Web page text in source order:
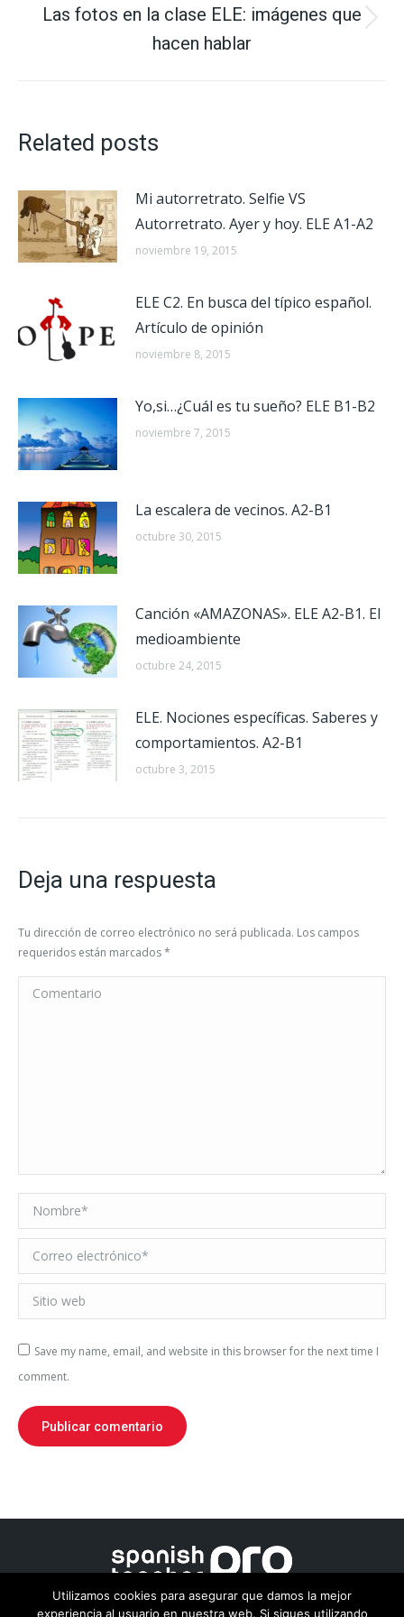
siguiente:
Las fotos en la clase ELE: imágenes que
hacen hablar
Related posts
Mi autorretrato. Selfie VS
Autorretrato. Ayer y hoy. ELE A1-A2
noviembre 19, 2015
ELE C2. En busca del típico español.
Artículo de opinión
noviembre 8, 2015
Yo,si…¿Cuál es tu sueño? ELE B1-B2
noviembre 7, 2015
La escalera de vecinos. A2-B1
octubre 30, 2015
Canción «AMAZONAS». ELE A2-B1. El
medioambiente
octubre 24, 2015
ELE. Nociones específicas. Saberes y
comportamientos. A2-B1
octubre 3, 2015
Deja una respuesta
Tu dirección de correo electrónico no será publicada. Los campos
requeridos están marcados*
Comentario
Nombre *
Correo electrónico *
Sitio web
Save my name, email, and website in this browser for the next time I
comment.
Publicar comentario
Utilizamos cookies para asegurar que damos la mejor
experiencia al usuario en nuestra web. Si sigues utilizando